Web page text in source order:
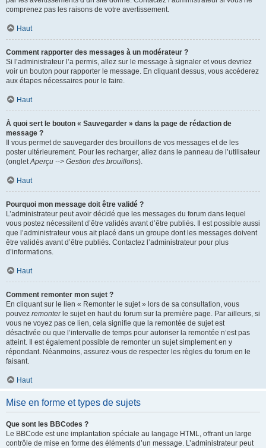
comprenez pas les raisons de votre avertissement.
Haut
Comment rapporter des messages à un modérateur ?
Si l’administrateur l’a permis, allez sur le message à signaler et vous devriez
voir un bouton pour rapporter le message. En cliquant dessus, vous accéderez
aux étapes nécessaires pour le faire.
Haut
À quoi sert le bouton « Sauvegarder » dans la page de rédaction de
message ?
Il vous permet de sauvegarder des brouillons de vos messages et de les
poster ultérieurement. Pour les recharger, allez dans le panneau de l’utilisateur
(ongletAperçu --> Gestion des brouillons).
Haut
Pourquoi mon message doit être validé ?
L’administrateur peut avoir décidé que les messages du forum dans lequel
vous postez nécessitent d’être validés avant d’être publiés. Il est possible aussi
que l’administrateur vous ait placé dans un groupe dont les messages doivent
être validés avant d’être publiés. Contactez l’administrateur pour plus
d’informations.
Haut
Comment remonter mon sujet ?
En cliquant sur le lien « Remonter le sujet » lors de sa consultation, vous
pouvez remonterle sujet en haut du forum sur la première page. Par ailleurs, si
vous ne voyez pas ce lien, cela signifie que la remontée de sujet est
désactivée ou que l’intervalle de temps pour autoriser la remontée n’est pas
atteint. Il est également possible de remonter un sujet simplement en y
répondant. Néanmoins, assurez-vous de respecter les règles du forum en le
faisant.
Haut
Mise en forme et types de sujets
Que sont les BBCodes ?
Le BBCode est une implantation spéciale au langage HTML, offrant un large
contrôle de mise en forme des éléments d’un message. L’administrateur peut